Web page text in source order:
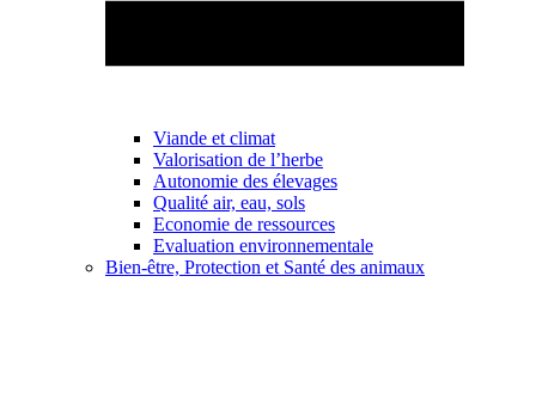
Viande et climat
Valorisation de l’herbe
Autonomie des élevages
Qualité air, eau, sols
Economie de ressources
Evaluation environnementale
Bien-être, Protection et Santé des animaux